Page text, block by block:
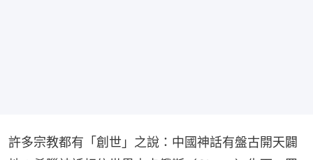
許多宗教都有「創世」之說：中國神話有盤古開天闢